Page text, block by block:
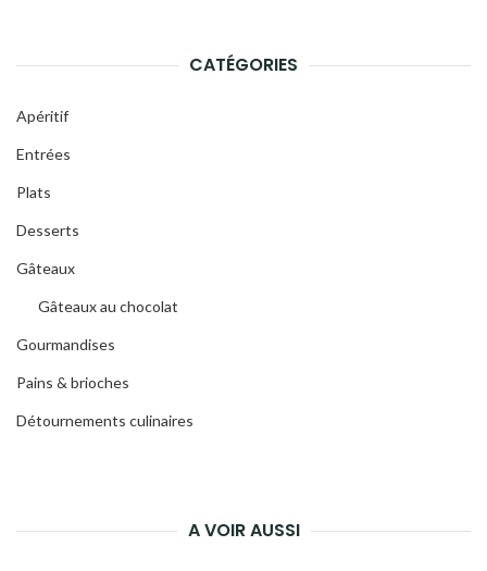
CATÉGORIES
Apéritif
Entrées
Plats
Desserts
Gâteaux
Gâteaux au chocolat
Gourmandises
Pains & brioches
Détournements culinaires
A VOIR AUSSI